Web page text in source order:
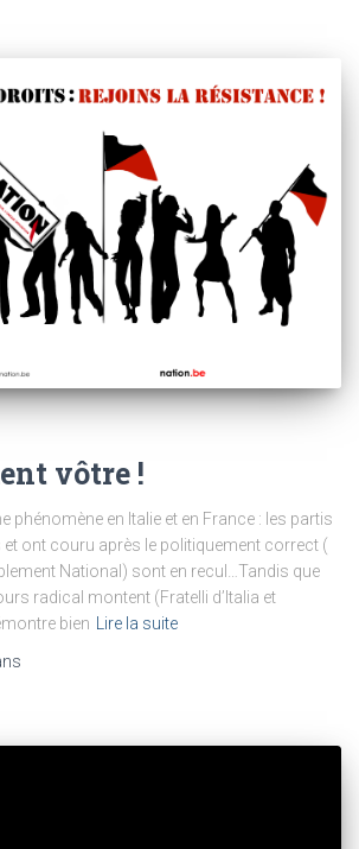
vôtre !
phénomène en Italie et en France : les partis
ont couru après le politiquement correct (
National) sont en recul…Tandis que
radical montent (Fratelli d’Italia et
bien Lire la suite